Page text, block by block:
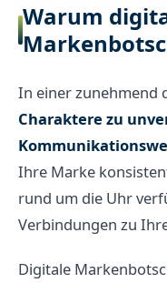
Warum
In einer zunehmend
Charaktere zu
Ihre Marke
rund um die Uhr
Verbindungen zu
Digitale